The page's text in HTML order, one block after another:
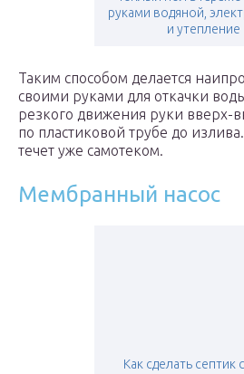
руками водяной,
и утепление
Таким способом делается
своими руками для откачки
резкого движения руки вверх-
по пластиковой трубе до
течет уже самотеком.
Мембранный насос
Как сделать септик